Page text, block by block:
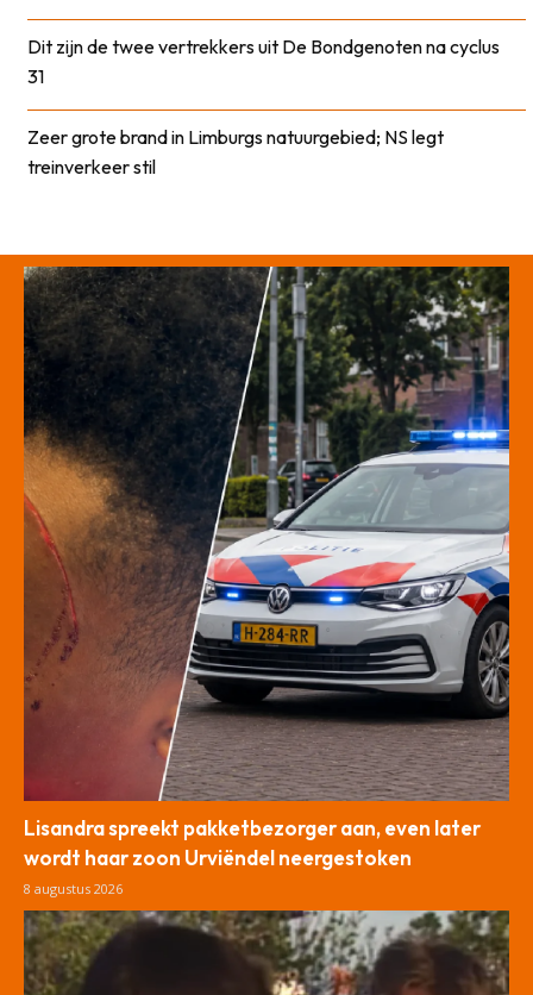
Dit zijn de twee vertrekkers uit De Bondgenoten na cyclus
31
Zeer grote brand in Limburgs natuurgebied; NS legt
treinverkeer stil
Lisandra spreekt pakketbezorger aan, even later
wordt haar zoon Urviëndel neergestoken
8 augustus 2026